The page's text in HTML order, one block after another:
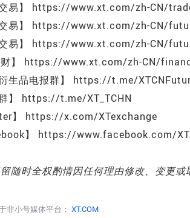
交易】 https://www.xt.com/zh-CN/
交易】 https://www.xt.com/zh-CN/
交易】 https://www.xt.com/zh-CN/
财】 https://www.xt.com/zh-CN/
衍生品电报群】 https://t.me/
群】 https://t.me/XT_TCHN
】 https://x.com/XTexchange
】 https://www.facebook.com/
随时全权酌情因任何理由修改、变更
非小号媒体平台： XT.COM